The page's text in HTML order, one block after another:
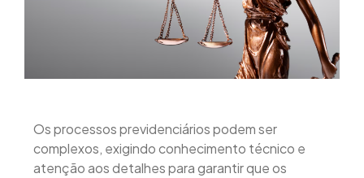
Os processos previdenciários podem ser
complexos, exigindo conhecimento técnico e
atenção aos detalhes para garantir que os